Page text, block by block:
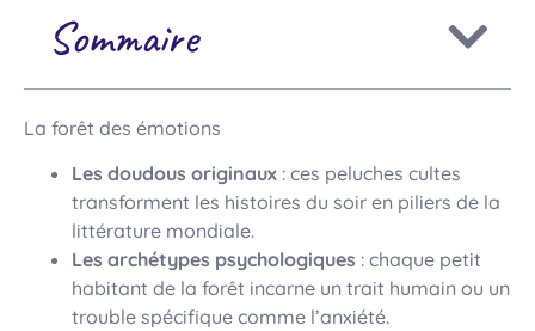
Sommaire
La forêt des émotions
Les doudous originaux : ces peluches cultes
transforment les histoires du soir en piliers de la
littérature mondiale.
Les archétypes psychologiques : chaque petit
habitant de la forêt incarne un trait humain ou un
trouble spécifique comme l’anxiété.